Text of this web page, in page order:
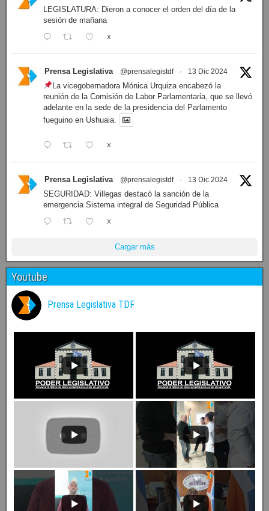
LEGISLATURA: Dieron a conocer el orden del día de la
sesión de mañana
X
Prensa Legislativa @prensalegistdf · 13 Dic 2024
La vicegobernadora Mónica Urquiza encabezó la
reunión de la Comisión de Labor Parlamentaria, que se llevó
adelante en la sede de la presidencia del Parlamento
fueguino en Ushuaia.
X
Prensa Legislativa @prensalegistdf · 13 Dic 2024
SEGURIDAD: Villegas destacó la sanción de la
emergencia Sistema integral de Seguridad Pública
X
Cargar más
Youtube
Prensa Legislativa TDF